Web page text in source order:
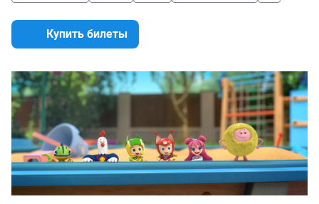
Купить билеты